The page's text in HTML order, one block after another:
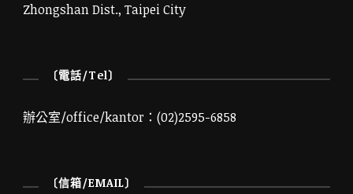
Zhongshan Dist., Taipei City
〔電話/Tel〕
辦公室/office/kantor：(02)2595-6858
〔信箱/EMAIL〕